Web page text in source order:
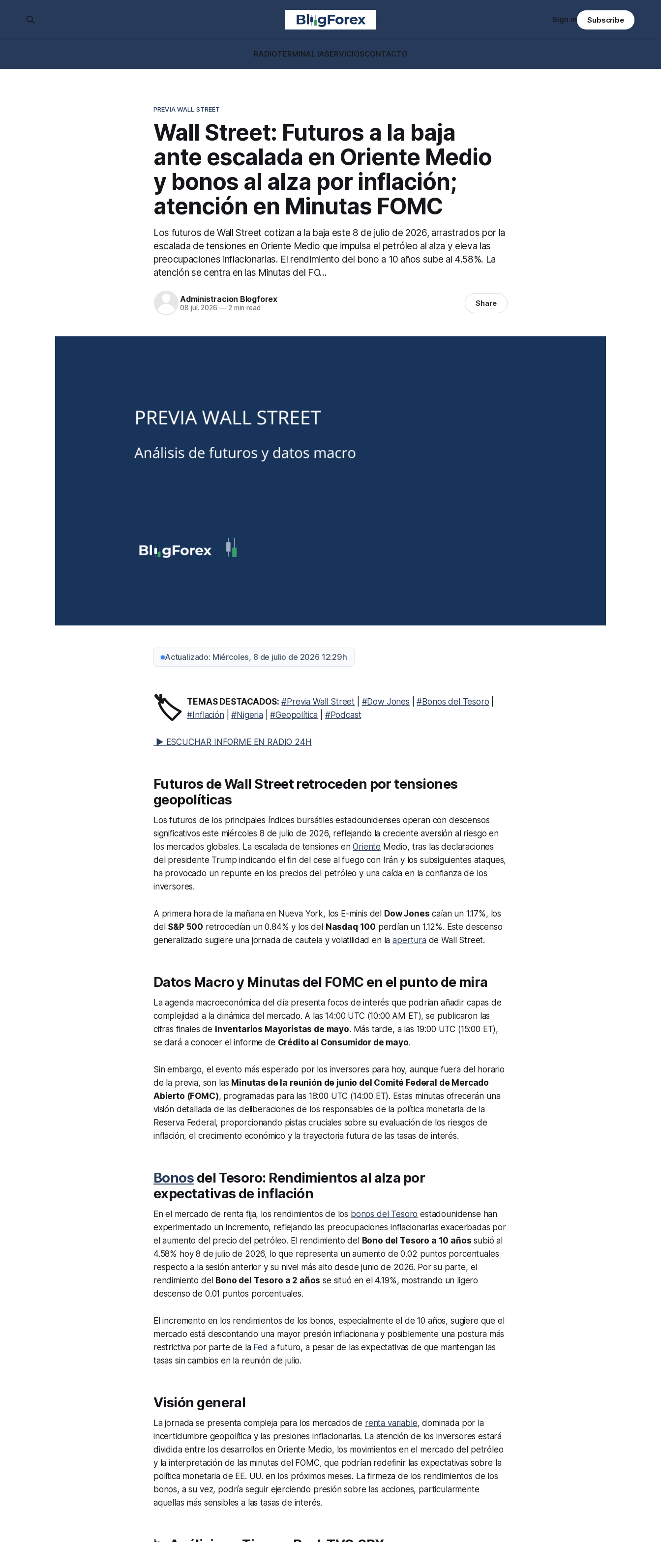
RADIOTERMINAL IASERVICIOSCONTACTO
Sign in Subscribe
PREVIA WALL STREET
Wall Street: Futuros a la baja
ante escalada en Oriente Medio
y bonos al alza por inflación;
atención en Minutas FOMC
Los futuros de Wall Street cotizan a la baja este 8 de julio de 2026, arrastrados por la
escalada de tensiones en Oriente Medio que impulsa el petróleo al alza y eleva las
preocupaciones inflacionarias. El rendimiento del bono a 10 años sube al 4.58%. La
atención se centra en las Minutas del FO...
Administracion Blogforex
08 jul. 2026 —2 min read Share
Actualizado: Miércoles, 8 de julio de 2026 12:29h
🏷️ TEMAS DESTACADOS: #Previa Wall Street #Dow Jones |#Bonos del Tesoro
#Inflación|#Nigeria|#Geopolítica #Podcast
▶ ESCUCHAR INFORME EN RADIO 24H
Futuros de Wall Street retroceden por tensiones
geopolíticas
Los futuros de los principales índices bursátiles estadounidenses operan con descensos
significativos este miércoles 8 de julio de 2026, reflejando la creciente aversión al riesgo en
los mercados globales. La escalada de tensiones enOriente Medio, tras las declaraciones
del presidente Trump indicando el fin del cese al fuego con Irán y los subsiguientes ataques,
ha provocado un repunte en los precios del petróleo y una caída en la confianza de los
inversores.
A primera hora de la mañana en Nueva York, los E-minis del Dow Jones caían un 1.17%, los
del S&P 500 retrocedían un 0.84% y los del Nasdaq 100 perdían un 1.12%. Este descenso
generalizado sugiere una jornada de cautela y volatilidad en laaperturade Wall Street.
Datos Macro y Minutas del FOMC en el punto de mira
La agenda macroeconómica del día presenta focos de interés que podrían añadir capas de
complejidad a la dinámica del mercado. A las 14:00 UTC (10:00 AM ET), se publicaron las
cifras finales de Inventarios Mayoristas de mayo. Más tarde, a las 19:00 UTC (15:00 ET),
se dará a conocer el informe de Crédito al Consumidor de mayo.
Sin embargo, el evento más esperado por los inversores para hoy, aunque fuera del horario
de la previa, son las Minutas de la reunión de junio del Comité Federal de Mercado
Abierto (FOMC), programadas para las 18:00 UTC (14:00 ET). Estas minutas ofrecerán una
visión detallada de las deliberaciones de los responsables de la política monetaria de la
Reserva Federal, proporcionando pistas cruciales sobre su evaluación de los riesgos de
inflación, el crecimiento económico y la trayectoria futura de las tasas de interés.
Bonos del Tesoro: Rendimientos al alza por
expectativas de inflación
En el mercado de renta fija, los rendimientos de los bonos del Tesoro estadounidense han
experimentado un incremento, reflejando las preocupaciones inflacionarias exacerbadas por
el aumento del precio del petróleo. El rendimiento del
Bono del Tesoro a 10 años subió al
4.58% hoy 8 de julio de 2026, lo que representa un aumento de 0.02 puntos porcentuales
respecto a la sesión anterior y su nivel más alto desde junio de 2026. Por su parte, el
rendimiento del Bono del Tesoro a 2 años se situó en el 4.19%, mostrando un ligero
descenso de 0.01 puntos porcentuales.
El incremento en los rendimientos de los bonos, especialmente el de 10 años, sugiere que el
mercado está descontando una mayor presión inflacionaria y posiblemente una postura más
restrictiva por parte de la Fed a futuro, a pesar de las expectativas de que mantengan las
tasas sin cambios en la reunión de julio.
Visión general
La jornada se presenta compleja para los mercados de renta variable, dominada por la
incertidumbre geopolítica y las presiones inflacionarias. La atención de los inversores estará
dividida entre los desarrollos en Oriente Medio, los movimientos en el mercado del petróleo
y la interpretación de las minutas del FOMC, que podrían redefinir las expectativas sobre la
política monetaria de EE. UU. en los próximos meses. La firmeza de los rendimientos de los
bonos, a su vez, podría seguir ejerciendo presión sobre las acciones, particularmente
aquellas más sensibles a las tasas de interés.